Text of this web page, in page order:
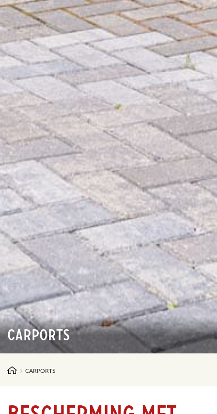
Carports
CARPORTS